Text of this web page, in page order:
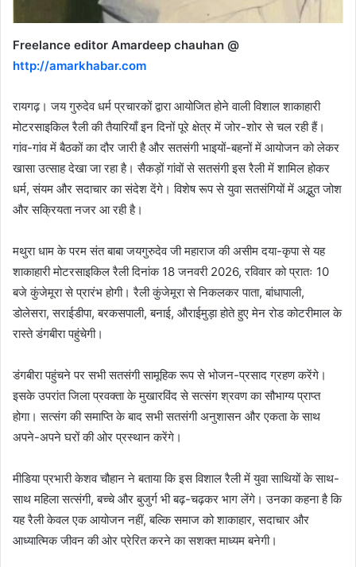
Freelance editor Amardeep chauhan @
http://amarkhabar.com
रायगढ़। जय गुरुदेव धर्म प्रचारकों द्वारा आयोजित होने वाली विशाल शाकाहारी
मोटरसाइकिल रैली की तैयारियाँ इन दिनों पूरे क्षेत्र में जोर-शोर से चल रही हैं।
गांव-गांव में बैठकों का दौर जारी है और सतसंगी भाइयों-बहनों में आयोजन को लेकर
खासा उत्साह देखा जा रहा है। सैकड़ों गांवों से सतसंगी इस रैली में शामिल होकर
धर्म, संयम और सदाचार का संदेश देंगे। विशेष रूप से युवा सतसंगियों में अद्भुत जोश
और सक्रियता नजर आ रही है।
मथुरा धाम के परम संत बाबा जयगुरुदेव जी महाराज की असीम दया-कृपा से यह
शाकाहारी मोटरसाइकिल रैली दिनांक 18 जनवरी 2026, रविवार को प्रातः 10
बजे कुंजेमूरा से प्रारंभ होगी। रैली कुंजेमूरा से निकलकर पाता, बांधापाली,
डोलेसरा, सराईडीपा, बरकसपाली, बनाई, औराईमुड़ा होते हुए मेन रोड कोटरीमाल के
रास्ते डंगबीरा पहुंचेगी।
डंगबीरा पहुंचने पर सभी सतसंगी सामूहिक रूप से भोजन-प्रसाद ग्रहण करेंगे।
इसके उपरांत जिला प्रवक्ता के मुखारविंद से सत्संग श्रवण का सौभाग्य प्राप्त
होगा। सत्संग की समाप्ति के बाद सभी सतसंगी अनुशासन और एकता के साथ
अपने-अपने घरों की ओर प्रस्थान करेंगे।
मीडिया प्रभारी केशव चौहान ने बताया कि इस विशाल रैली में युवा साथियों के साथ-
साथ महिला सत्संगी, बच्चे और बुजुर्ग भी बढ़-चढ़कर भाग लेंगे। उनका कहना है कि
यह रैली केवल एक आयोजन नहीं, बल्कि समाज को शाकाहार, सदाचार और
आध्यात्मिक जीवन की ओर प्रेरित करने का सशक्त माध्यम बनेगी।